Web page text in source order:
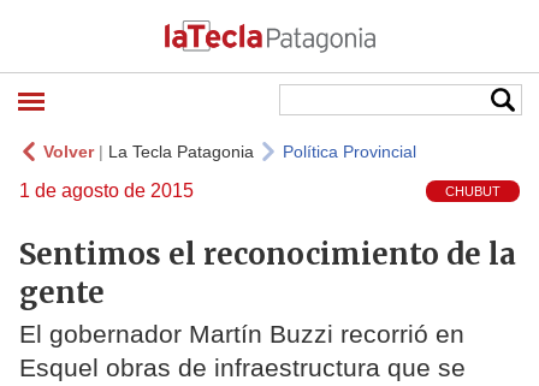
Volver| La Tecla Patagonia Política Provincial
1 de agosto de 2015 CHUBUT
Sentimos el reconocimiento de la
gente
El gobernador Martín Buzzi recorrió en
Esquel obras de infraestructura que se